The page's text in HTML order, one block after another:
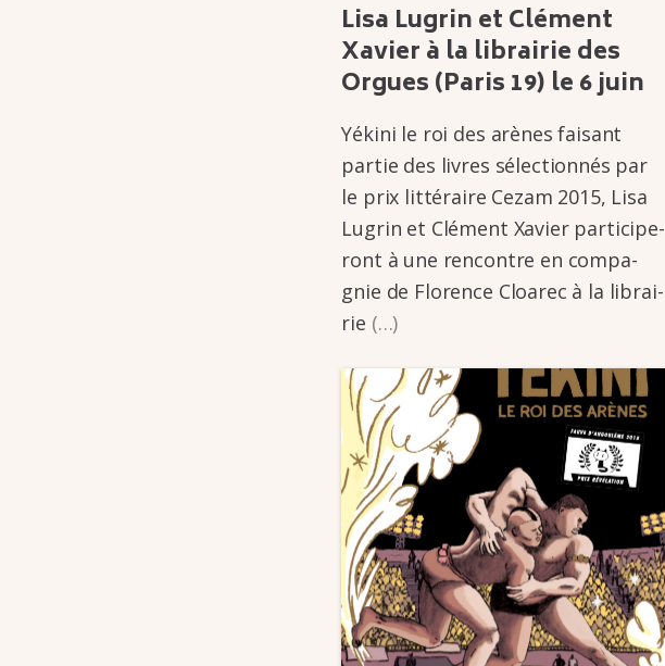
Lisa Lugrin et Clément
Xavier à la librai­rie des
Orgues (Paris 19) le 6 juin
Yékini le roi des arènes faisant
partie des livres sélec­­tion­­nés par
le prix litté­­raire Cezam 2015, Lisa
Lugrin et Clément Xavier parti­­ci­­pe­­
ront à une rencontre en compa­­
gnie de Florence Cloa­­rec à la librai­­
rie (…)